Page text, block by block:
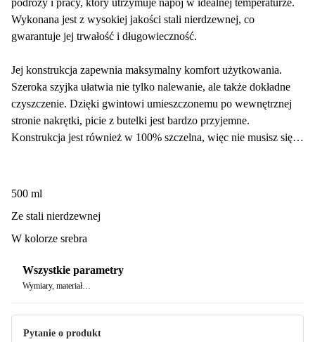
Wykonana jest z wysokiej jakości stali nierdzewnej, co
gwarantuje jej trwałość i długowieczność.
Jej konstrukcja zapewnia maksymalny komfort użytkowania.
Szeroka szyjka ułatwia nie tylko nalewanie, ale także dokładne
czyszczenie. Dzięki gwintowi umieszczonemu po wewnętrznej
stronie nakrętki, picie z butelki jest bardzo przyjemne.
Konstrukcja jest również w 100% szczelna, więc nie musisz się
Praktycznym dodatkiem jest pasek ze skóry wegańskiej, który jest
butelki.
500 ml
Ze stali nierdzewnej
W kolorze srebra
Wszystkie parametry
Wymiary, materiał…
Pytanie o produkt